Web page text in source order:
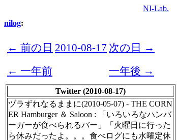
NI-Lab.
nilog:
← 前の日 2010-08-17 次の日 →
← 一年前
一年後 →
Twitter (2010-08-17)
ヅラずれなるままに(2010-05-07) - THE CORN
ER Hamburger ＆ Saloon : 「いろいろなハンバ
ーガーが食べられるバー」「火曜日に行った
ら休みだったよ。。。食べログにも水曜定休